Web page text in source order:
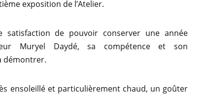
exposition de l’Atelier.
de pouvoir conserver une année
Muryel Daydé, sa compétence et son
démontrer.
ensoleillé et particulièrement chaud, un goûter